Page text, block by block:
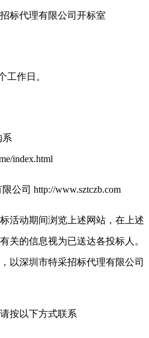
标代理有限公司开标室
工作日。
系
index.html
公司 http://www.sztczb.com
活动期间浏览上述网站，在上述
关的信息视为已送达各投标人。
以深圳市特采招标代理有限公司
按以下方式联系